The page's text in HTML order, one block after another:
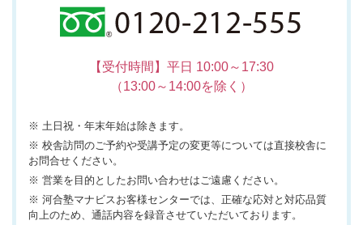
【受付時間】平日 10:00～17:30
（13:00～14:00を除く）
※ 土日祝・年末年始は除きます。
※ 校舎訪問のご予約や受講予定の変更等については直接校舎に
お問合せください。
※ 営業を目的としたお問い合わせはご遠慮ください。
※ 河合塾マナビスお客様センターでは、正確な応対と対応品質
向上のため、通話内容を録音させていただいております。